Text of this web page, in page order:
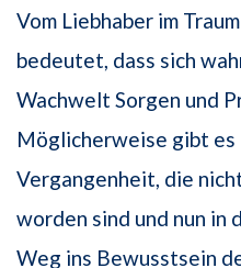
Vom Liebhaber im
bedeutet, dass sich
Wachwelt Sorgen und
Möglicherweise gibt es
Vergangenheit, die
worden sind und nun in
Weg ins Bewusstsein